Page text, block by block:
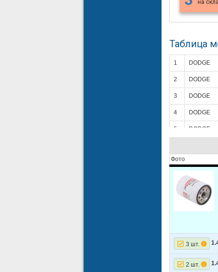
на
Таблица
1 DODGE
2 DODGE
3 DODGE
4 DODGE
5 DODGE
7
JEEP
JEEP
10 JEEP
12 JEEP
13 JEEP
Фото
3 шт.
2 шт.